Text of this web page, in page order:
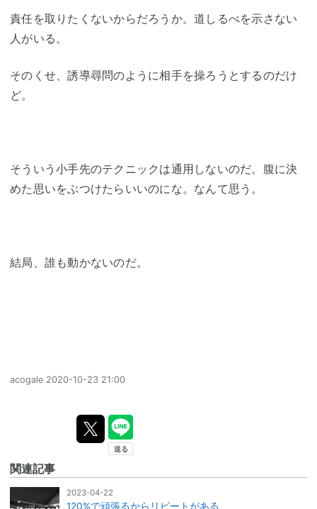
責任を取りたくないからだろうか。道しるべを示さない
人がいる。
そのくせ、誘導尋問のように相手を操ろうとするのだけ
ど。
そういう小手先のテクニックは通用しないのだ。腹に決
めた思いをぶつけたらいいのにな。なんて思う。
結局、誰も動かないのだ。
acogale 2020-10-23 21:00
関連記事
2023-04-22
120%で頑張るからリピートがある